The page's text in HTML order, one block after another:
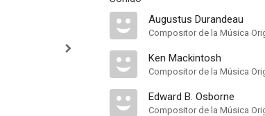
Augustus Durandeau
Compositor de la Música
Ken Mackintosh
Compositor de la Música
Edward B. Osborne
Compositor de la Música